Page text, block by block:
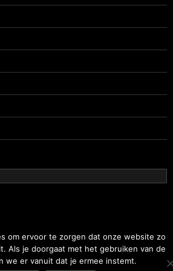
om ervoor te zorgen dat onze website zo
Als je doorgaat met het gebruiken van de
we er vanuit dat je ermee instemt.